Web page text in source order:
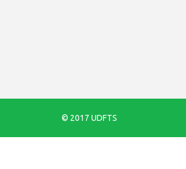
© 2017 UDFTS